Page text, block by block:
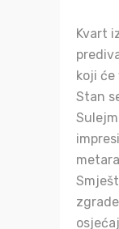
Kvart
koji
Stan